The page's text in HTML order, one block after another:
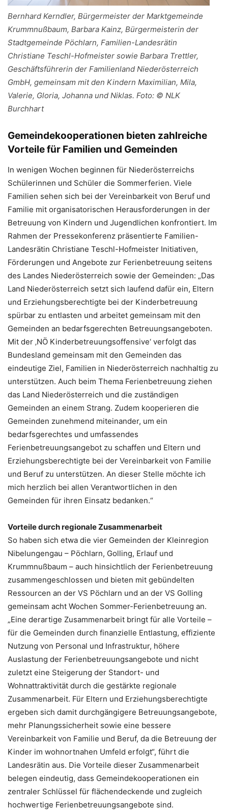
Bernhard Kerndler, Bürgermeister der Marktgemeinde
Krummnußbaum, Barbara Kainz, Bürgermeisterin der
Stadtgemeinde Pöchlarn, Familien-Landesrätin
Christiane Teschl-Hofmeister sowie Barbara Trettler,
Geschäftsführerin der Familienland Niederösterreich
GmbH, gemeinsam mit den Kindern Maximilian, Mila,
Valerie, Gloria, Johanna und Niklas. Foto: © NLK
Burchhart
Gemeindekooperationen bieten zahlreiche
Vorteile für Familien und Gemeinden
In wenigen Wochen beginnen für Niederösterreichs
Schülerinnen und Schüler die Sommerferien. Viele
Familien sehen sich bei der Vereinbarkeit von Beruf und
Familie mit organisatorischen Herausforderungen in der
Betreuung von Kindern und Jugendlichen konfrontiert. Im
Rahmen der Pressekonferenz präsentierte Familien-
Landesrätin Christiane Teschl-Hofmeister Initiativen,
Förderungen und Angebote zur Ferienbetreuung seitens
des Landes Niederösterreich sowie der Gemeinden: „Das
Land Niederösterreich setzt sich laufend dafür ein, Eltern
und Erziehungsberechtigte bei der Kinderbetreuung
spürbar zu entlasten und arbeitet gemeinsam mit den
Gemeinden an bedarfsgerechten Betreuungsangeboten.
Mit der ‚NÖ Kinderbetreuungsoffensive‘ verfolgt das
Bundesland gemeinsam mit den Gemeinden das
eindeutige Ziel, Familien in Niederösterreich nachhaltig zu
unterstützen. Auch beim Thema Ferienbetreuung ziehen
das Land Niederösterreich und die zuständigen
Gemeinden an einem Strang. Zudem kooperieren die
Gemeinden zunehmend miteinander, um ein
bedarfsgerechtes und umfassendes
Ferienbetreuungsangebot zu schaffen und Eltern und
Erziehungsberechtigte bei der Vereinbarkeit von Familie
und Beruf zu unterstützen. An dieser Stelle möchte ich
mich herzlich bei allen Verantwortlichen in den
Gemeinden für ihren Einsatz bedanken.“
Vorteile durch regionale Zusammenarbeit
So haben sich etwa die vier Gemeinden der Kleinregion
Nibelungengau – Pöchlarn, Golling, Erlauf und
Krummnußbaum – auch hinsichtlich der Ferienbetreuung
zusammengeschlossen und bieten mit gebündelten
Ressourcen an der VS Pöchlarn und an der VS Golling
gemeinsam acht Wochen Sommer-Ferienbetreuung an.
„Eine derartige Zusammenarbeit bringt für alle Vorteile –
für die Gemeinden durch finanzielle Entlastung, effiziente
Nutzung von Personal und Infrastruktur, höhere
Auslastung der Ferienbetreuungsangebote und nicht
zuletzt eine Steigerung der Standort- und
Wohnattraktivität durch die gestärkte regionale
Zusammenarbeit. Für Eltern und Erziehungsberechtigte
ergeben sich damit durchgängigere Betreuungsangebote,
mehr Planungssicherheit sowie eine bessere
Vereinbarkeit von Familie und Beruf, da die Betreuung der
Kinder im wohnortnahen Umfeld erfolgt“, führt die
Landesrätin aus. Die Vorteile dieser Zusammenarbeit
belegen eindeutig, dass Gemeindekooperationen ein
zentraler Schlüssel für flächendeckende und zugleich
hochwertige Ferienbetreuungsangebote sind.